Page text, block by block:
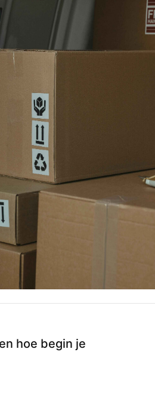
hoe begin je